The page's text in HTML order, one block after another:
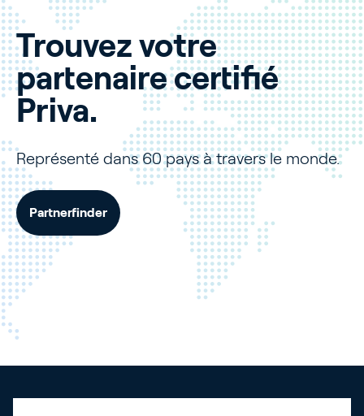
Trouvez votre
partenaire certifié
Priva.
Représenté dans 60 pays à travers le monde.
Partnerfinder